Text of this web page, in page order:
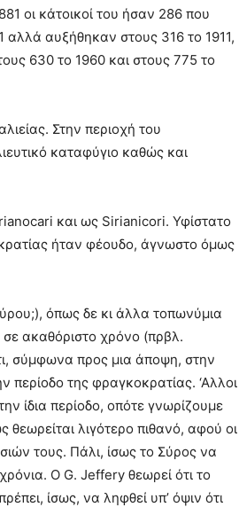
οι κάτοικοί του ήσαν 286 που
αλλά αυξήθηκαν στους 316 το 1911,
630 το 1960 και στους 775 το
Στην περιοχή του
καταφύγιο καθώς και
και ως Sirianicori. Υφίστατο
ήταν φέουδο, άγνωστο όμως
όπως δε κι άλλα τοπωνύμια
ακαθόριστο χρόνο (πρβλ.
σύμφωνα προς μια άποψη, στην
περίοδο της φραγκοκρατίας. ‘Αλλοι
ίδια περίοδο, οπότε γνωρίζουμε
θεωρείται λιγότερο πιθανό, αφού οι
τους. Πάλι, ίσως το Σύρος να
Ο G. Jeffery θεωρεί ότι το
ίσως, να ληφθεί υπ’ όψιν ότι